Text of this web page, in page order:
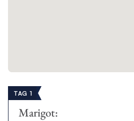
TAG 1
Marigot: